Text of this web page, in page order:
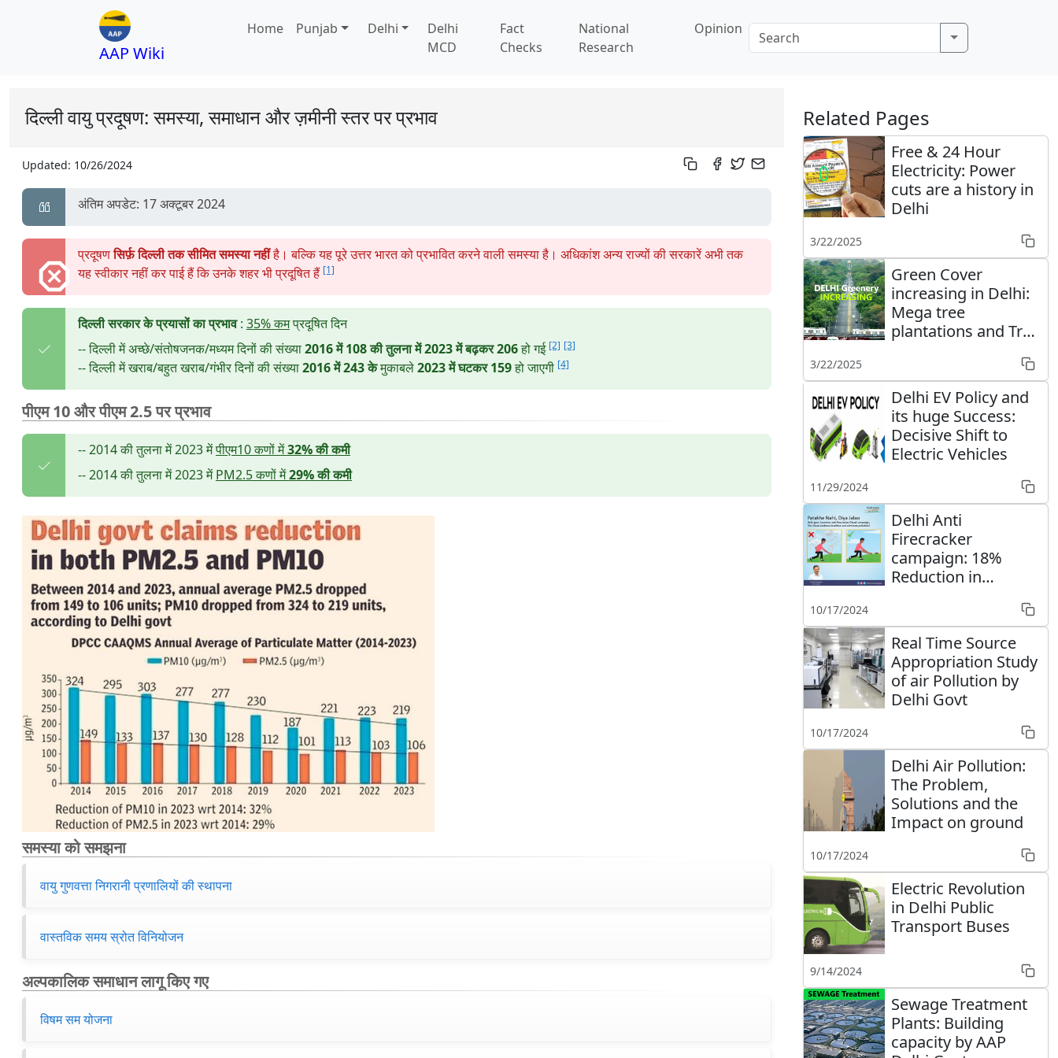
AAP Wiki
Home Punjab Delhi
Delhi
MCD
Fact
Checks
National
Research
Opinion
दिल्ली वायु प्रदूषण: समस्या, समाधान और ज़मीनी स्तर पर प्रभाव
Updated: 10/26/2024
अंतिम अपडेट: 17 अक्टूबर 2024
प्रदूषणसिर्फ़ दिल्ली तक सीमित समस्या नहींहै। बल्कि यह पूरे उत्तर भारत को प्रभावित करने वाली समस्या है। अधिकांश अन्य राज्यों की सरकारें अभी तक
यह स्वीकार नहीं कर पाई हैं कि उनके शहर भी प्रदूषित हैं [1]
दिल्ली सरकार के प्रयासों का प्रभाव: 35% कमप्रदूषित दिन
-- दिल्ली में अच्छे/संतोषजनक/मध्यम दिनों की संख्या2016 में 108 की तुलना में2023 में बढ़कर 206हो गई [2] [3]
-- दिल्ली में खराब/बहुत खराब/गंभीर दिनों की संख्या2016 में 243 केमुकाबले2023 में घटकर 159हो जाएगी [4]
पीएम 10 और पीएम 2.5 पर प्रभाव
-- 2014 की तुलना में 2023 मेंपीएम10 कणों में32% की कमी
-- 2014 की तुलना में 2023 मेंPM2.5 कणों में29% की कमी
समस्या को समझना
वायु गुणवत्ता निगरानी प्रणालियों की स्थापना
वास्तविक समय स्रोत विनियोजन
अल्पकालिक समाधान लागू किए गए
विषम सम योजना
Related Pages
Free & 24 Hour
Electricity: Power
cuts are a history in
Delhi
3/22/2025
Green Cover
increasing in Delhi:
Mega tree
plantations and Tree
3/22/2025
Delhi EV Policy and
its huge Success:
Decisive Shift to
Electric Vehicles
11/29/2024
Delhi Anti
Firecracker
campaign: 18%
Reduction in
10/17/2024
Real Time Source
Appropriation Study
of air Pollution by
Delhi Govt
10/17/2024
Delhi Air Pollution:
The Problem,
Solutions and the
Impact on ground
10/17/2024
Electric Revolution
in Delhi Public
Transport Buses
9/14/2024
Sewage Treatment
Plants: Building
capacity by AAP